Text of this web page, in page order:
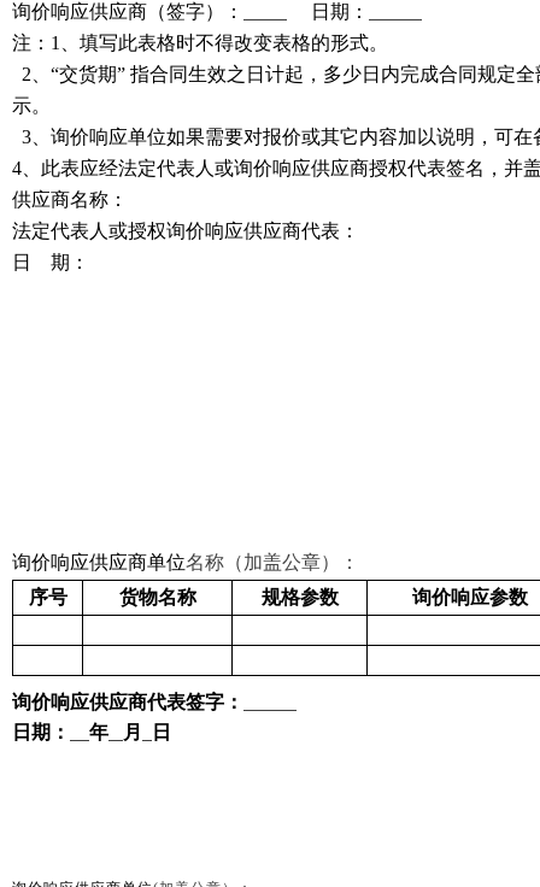
询价响应供应商 （签字）：
日期：
注： 1、填写此表格时不得改变表格的形式。
2、 “交货期” 指合同生效之日计起，多少日内完成合同规定
示。
3、 询价响应单位如果需要对报价或其它内容加以说明，可在
4、 此表应经法定代表人或询价响应供应商授权代表签名，并
供应商名称：
法定代表人或授权询价响应供应商代表：
日
期：
询价响应供应商单位名称 （加盖公章）：
序号
货物名称 规格参数 询价响应参数
询价响应供应商代表签字：
日期：
年 月 日